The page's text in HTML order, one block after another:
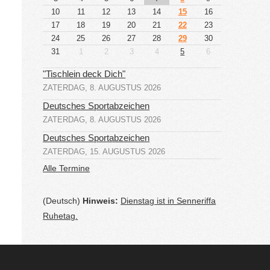
10
11 12 13 14 15
16
17
18 19 20 21 22
23
24
25 26 27 28 29
30
31
1 2 3 4 5 6
"Tischlein deck Dich"
ZATERDAG, 8. AUGUSTUS 2026
Deutsches Sportabzeichen
ZATERDAG, 8. AUGUSTUS 2026
Deutsches Sportabzeichen
ZATERDAG, 15. AUGUSTUS 2026
Alle Termine
(Deutsch) Hinweis: Dienstag ist in Senneriffa
Ruhetag.